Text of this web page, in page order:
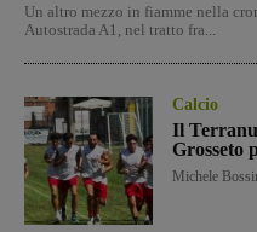
Un altro mezzo in fiamme nella
Autostrada A1, nel tratto fra...
Calcio
Il
Grosseto
Michele